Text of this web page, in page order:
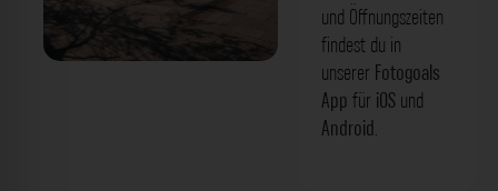
und Öffnungszeiten
findest du in
unserer Fotogoals
App für iOS und
Android.